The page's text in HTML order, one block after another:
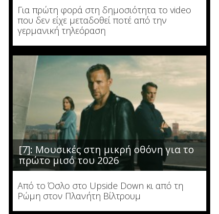
Για πρώτη φορά στη δημοσιότητα το video
που δεν είχε μεταδοθεί ποτέ από την
γερμανική τηλεόραση
[7]: Μουσικές στη μικρή οθόνη για το
πρώτο μισό του 2026
Από το Όσλο στο Upside Down κι από τη
Ρώμη στον Πλανήτη Βίλτρουμ